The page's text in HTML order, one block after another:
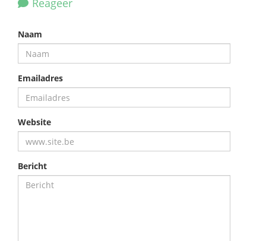
Reageer
Naam
Emailadres
Website
Bericht